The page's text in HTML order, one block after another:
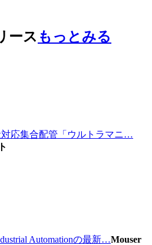
ース もっとみる
応集合配管「ウルトラマニ…
Automationの最新…Mouser